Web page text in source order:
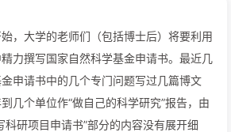
，大学的老师们（包括博士后）将要利用
力撰写国家自然科学基金申请书。最近几
申请书中的几个专门问题写过几篇博文
几个单位作“做自己的科学研究”报告，由
科研项目申请书”部分的内容没有展开细